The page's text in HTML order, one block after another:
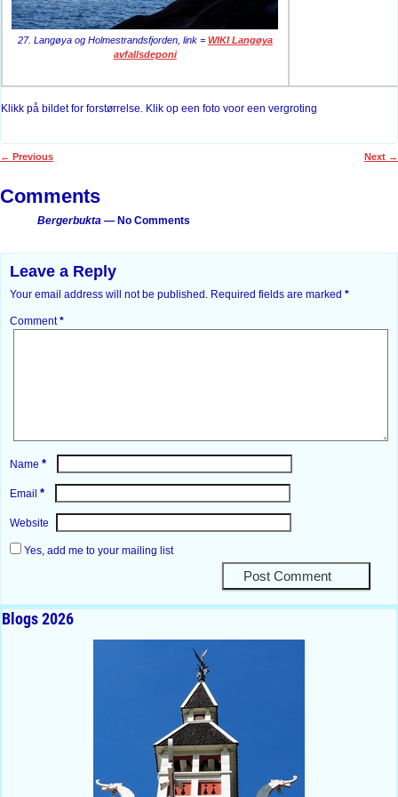
27. Langøya og Holmestrandsfjorden, link = WIKI Langøya
avfallsdeponi
Klikk på bildet for forstørrelse. Klik op een foto voor een vergroting
← Previous Next →
Comments
Bergerbukta — No Comments
Leave a Reply
Your email address will not be published. Required fields are marked *
Comment*
Name *
Email *
Website
Yes, add me to your mailing list
Blogs 2026